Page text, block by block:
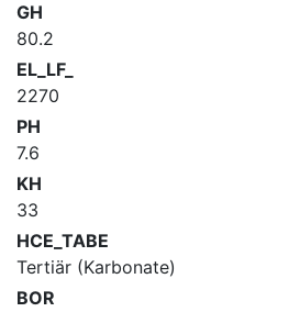
GH
80.2
EL_LF_
2270
PH
7.6
KH
33
HCE_TABE
Tertiär (Karbonate)
BOR